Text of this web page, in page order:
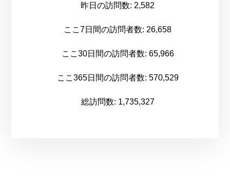
昨日の訪問数: 2,582
ここ7日間の訪問者数: 26,658
ここ30日間の訪問者数: 65,966
ここ365日間の訪問者数: 570,529
総訪問数: 1,735,327